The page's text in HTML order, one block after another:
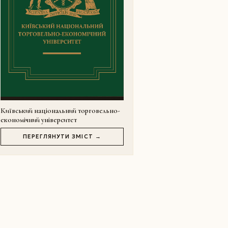
Київський національний торговельно-
економічний університет
ПЕРЕГЛЯНУТИ ЗМІСТ →